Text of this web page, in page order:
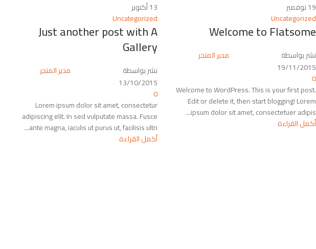
19نوفمبر
Uncategorized
Welcome to Flatsome
نشر بواسطة
مدير المتجر
19/11/2015
0
Welcome to WordPress. This is your first post.
Edit or delete it, then start blogging! Lorem
ipsum dolor sit amet, consectetuer adipis...
أكمل القراءة
13أكتوبر
Uncategorized
Just another post with A
Gallery
نشر بواسطة
مدير المتجر
13/10/2015
0
Lorem ipsum dolor sit amet, consectetur
adipiscing elit. In sed vulputate massa. Fusce
ante magna, iaculis ut purus ut, facilisis ultri...
أكمل القراءة